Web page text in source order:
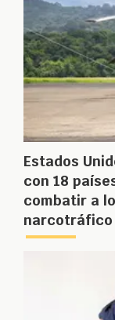
Estados
con 18
combatir a
narcotráfico